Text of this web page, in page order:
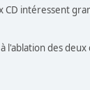
CD intéressent
l'ablation des